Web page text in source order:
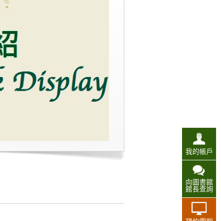
我的帳戶
向圖書館
館長查詢